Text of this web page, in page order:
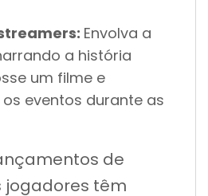
Envolva a
a história
um filme e
eventos durante as
de
jogadores têm